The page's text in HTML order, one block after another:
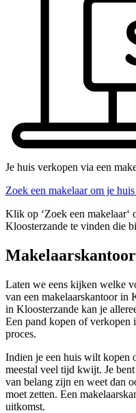
Je huis verkopen via een
Zoek een makelaar om je
Klik op ‘Zoek een makelaar‘
Kloosterzande te vinden die
Laten we eens kijken welke
van een makelaarskantoor in
in Kloosterzande kan je
Een pand kopen of verkopen
proces.
Indien je een huis wilt kopen
meestal veel tijd kwijt. Je
van belang zijn en weet dan
moet zetten. Een
uitkomst.